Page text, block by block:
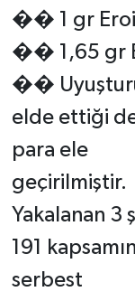
�� 1 gr
�� 1,65 gr
��
elde ettiği
para ele
geçirilmiştir.
Yakalanan 3
191
serbest